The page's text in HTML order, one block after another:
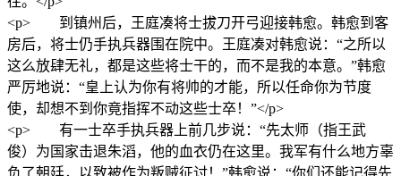
<p> 到镇州后，王庭凑将士拔刀开弓迎接韩愈。韩愈到客
房后，将士仍手执兵器围在院中。王庭凑对韩愈说：“之所以
这么放肆无礼，都是这些将士干的，而不是我的本意。”韩愈
严厉地说：“皇上认为你有将帅的才能，所以任命你为节度
使，却想不到你竟指挥不动这些士卒！”</p>
<p> 有一士卒手执兵器上前几步说：“先太师（指王武
俊）为国家击退朱滔，他的血衣仍在这里。我军有什么地方辜